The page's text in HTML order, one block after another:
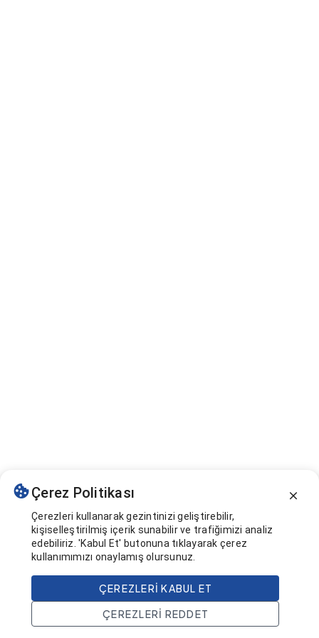
Çerez Politikası
Çerezleri kullanarak gezintinizi geliştirebilir,
kişiselleştirilmiş içerik sunabilir ve trafiğimizi analiz
edebiliriz. 'Kabul Et' butonuna tıklayarak çerez
kullanımımızı onaylamış olursunuz.
ÇEREZLERI KABUL ET
ÇEREZLERI REDDET